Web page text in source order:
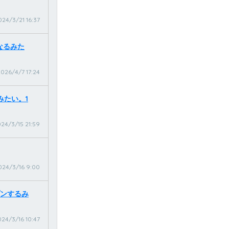
3/21 16:37
るみた
4/7 17:24
たい。1
3/15 21:59
3/16 9:00
するみ
3/16 10:47